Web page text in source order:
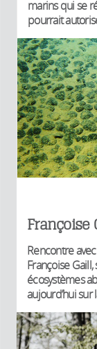
marins qui se
pourrait
Françoise
Rencontre
Françoise
écosystèmes
aujourd’hui sur